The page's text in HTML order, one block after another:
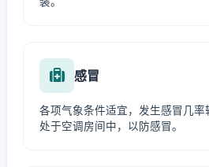
感冒
各项气象条件适宜，发生感冒几率
处于空调房间中，以防感冒。